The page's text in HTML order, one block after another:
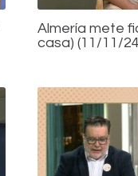
Almería mete
casa) (11/11/